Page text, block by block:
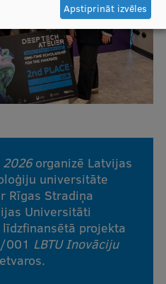
organizē Latvijas
universitāte
Rīgas Stradiņa
Universitāti
projekta
001 LBTU Inovāciju
Apstiprināt izvēles